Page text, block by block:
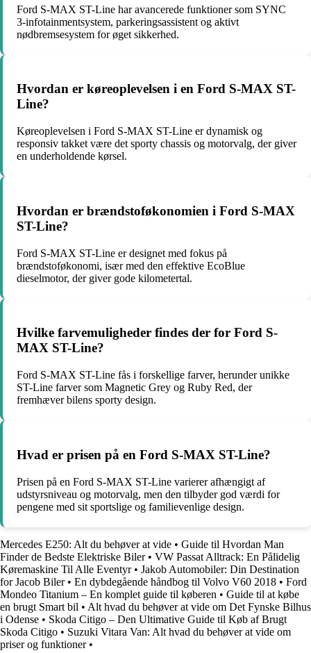
Ford S-MAX ST-Line har avancerede funktioner som SYNC
3-infotainmentsystem, parkeringsassistent og aktivt
nødbremsesystem for øget sikkerhed.
Hvordan er køreoplevelsen i en Ford S-MAX ST-
Line?
Køreoplevelsen i Ford S-MAX ST-Line er dynamisk og
responsiv takket være det sporty chassis og motorvalg, der giver
en underholdende kørsel.
Hvordan er brændstoføkonomien i Ford S-MAX
ST-Line?
Ford S-MAX ST-Line er designet med fokus på
brændstoføkonomi, især med den effektive EcoBlue
dieselmotor, der giver gode kilometertal.
Hvilke farvemuligheder findes der for Ford S-
MAX ST-Line?
Ford S-MAX ST-Line fås i forskellige farver, herunder unikke
ST-Line farver som Magnetic Grey og Ruby Red, der
fremhæver bilens sporty design.
Hvad er prisen på en Ford S-MAX ST-Line?
Prisen på en Ford S-MAX ST-Line varierer afhængigt af
udstyrsniveau og motorvalg, men den tilbyder god værdi for
pengene med sit sportslige og familievenlige design.
Mercedes E250: Alt du behøver at vide • Guide til Hvordan Man
Finder de Bedste Elektriske Biler• VW Passat Alltrack: En Pålidelig
Køremaskine Til Alle Eventyr• Jakob Automobiler: Din Destination
for Jacob Biler• En dybdegående håndbog til Volvo V60 2018 • Ford
Mondeo Titanium – En komplet guide til køberen • Guide til at købe
en brugt Smart bil • Alt hvad du behøver at vide om Det Fynske Bilhus
i Odense • Skoda Citigo – Den Ultimative Guide til Køb af Brugt
Skoda Citigo • Suzuki Vitara Van: Alt hvad du behøver at vide om
priser og funktioner•